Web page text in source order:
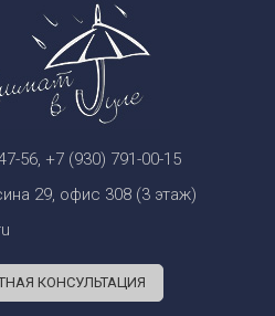
56 +7 (930) 791-00-15
29, офис 308 (3 этаж)
КОНСУЛЬТАЦИЯ